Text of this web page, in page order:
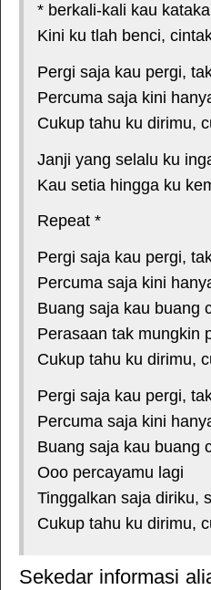
* berkali-kali kau
Kini ku tlah benci,
Pergi saja kau pergi,
Percuma saja kini
Cukup tahu ku dirimu,
Janji yang selalu ku
Kau setia hingga ku
Repeat *
Pergi saja kau pergi,
Percuma saja kini
Buang saja kau buang
Perasaan tak mungkin
Cukup tahu ku dirimu,
Pergi saja kau pergi,
Percuma saja kini
Buang saja kau buang
Ooo percayamu lagi
Tinggalkan saja diriku,
Cukup tahu ku dirimu,
Sekedar informasi